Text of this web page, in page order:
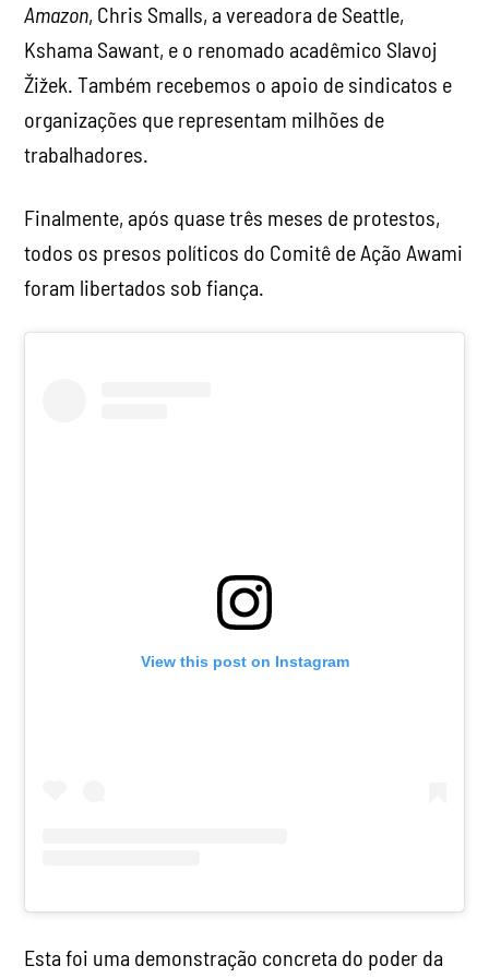
Amazon, Chris Smalls, a vereadora de Seattle,
Kshama Sawant, e o renomado acadêmico Slavoj
Žižek. Também recebemos o apoio de sindicatos e
organizações que representam milhões de
trabalhadores.
Finalmente, após quase três meses de protestos,
todos os presos políticos do Comitê de Ação Awami
foram libertados sob fiança.
View this post on Instagram
Esta foi uma demonstração concreta do poder da